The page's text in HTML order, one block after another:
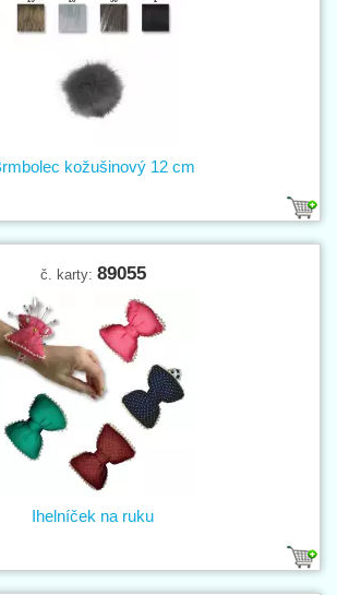
kožušinový 12 cm
č. karty: 89055
Ihelníček na ruku